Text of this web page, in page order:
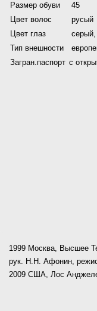
Размер обуви
45
Цвет волос
русый
Цвет глаз
серый,
Тип внешности
Загран.паспорт с
1999 Москва, Высшее
рук. Н.Н. Афонин,
2009 США, Лос